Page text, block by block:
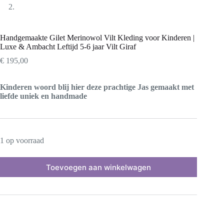
Handgemaakte Gilet Merinowol Vilt Kleding voor Kinderen |
Luxe & Ambacht Leftijd 5-6 jaar Vilt Giraf
€ 195,00
Kinderen woord blij hier deze prachtige Jas gemaakt met
liefde uniek en handmade
1 op voorraad
Toevoegen aan winkelwagen